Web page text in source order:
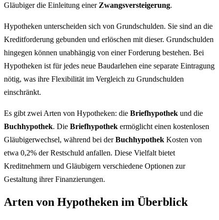
Gläubiger die Einleitung einer Zwangsversteigerung.
Hypotheken unterscheiden sich von Grundschulden. Sie sind an die
Kreditforderung gebunden und erlöschen mit dieser. Grundschulden
hingegen können unabhängig von einer Forderung bestehen. Bei
Hypotheken ist für jedes neue Baudarlehen eine separate Eintragung
nötig, was ihre Flexibilität im Vergleich zu Grundschulden
einschränkt.
Es gibt zwei Arten von Hypotheken: die Briefhypothek und die
Buchhypothek. Die Briefhypothek ermöglicht einen kostenlosen
Gläubigerwechsel, während bei derBuchhypothek Kosten von
etwa 0,2% der Restschuld anfallen. Diese Vielfalt bietet
Kreditnehmern und Gläubigern verschiedene Optionen zur
Gestaltung ihrer Finanzierungen.
Arten von Hypotheken im Überblick